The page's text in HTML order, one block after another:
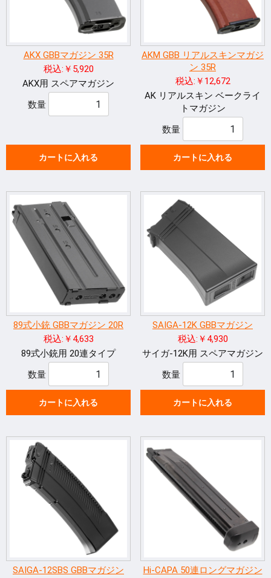
AKX GBBマガジン 35R
税込:￥5,920
AKX用 スペアマガジン
数量
カートに入れる
AKM GBB リアルスキンマガジ
ン 35R
税込:￥12,672
AK リアルスキン ベークライ
トマガジン
数量
カートに入れる
89式小銃 GBBマガジン 20R
税込:￥4,633
89式小銃用 20連タイプ
数量
カートに入れる
SAIGA-12K GBBマガジン
税込:￥4,930
サイガ-12K用 スペアマガジン
数量
カートに入れる
SAIGA-12SBS GBBマガジン
Hi-CAPA 50連ロングマガジン